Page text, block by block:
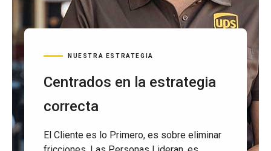
NUESTRA ESTRATEGIA
Centrados en la estrategia
correcta
El Cliente es lo Primero, es sobre eliminar